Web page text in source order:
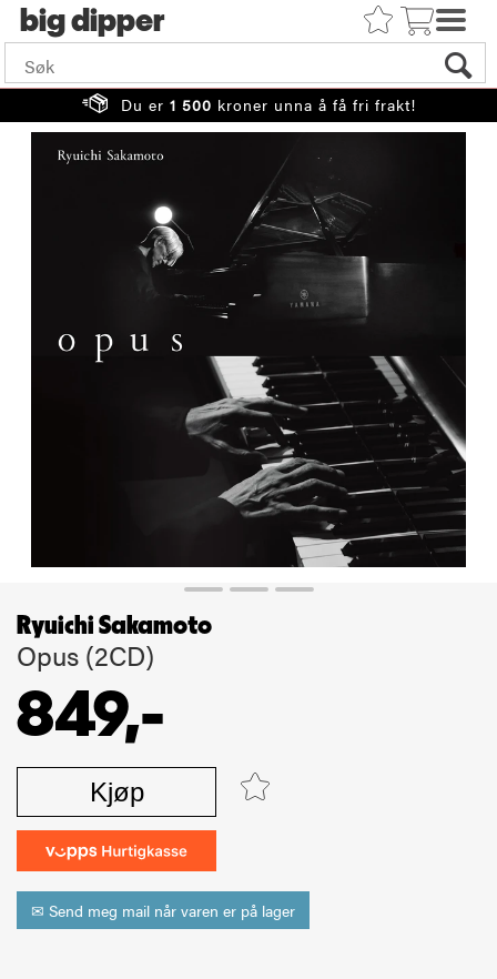
big
Du er 1 500 kroner unna å få fri frakt!
Ryuichi Sakamoto
Opus (2CD)
849,-
Kjøp
✉ Send meg mail når varen er på lager